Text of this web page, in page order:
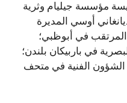
مؤسسة جيليام وثرية
أوسي المديرة
المرتقب في أبوظبي؛
في باربيكان بلندن؛
الشؤون الفنية في متحف